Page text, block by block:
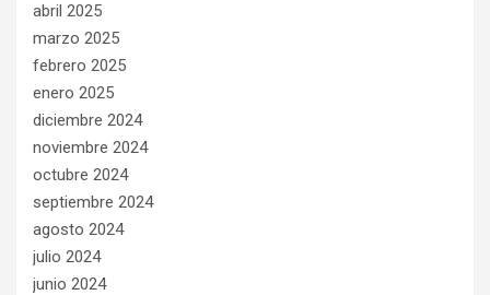
abril 2025
marzo 2025
febrero 2025
enero 2025
diciembre 2024
noviembre 2024
octubre 2024
septiembre 2024
agosto 2024
julio 2024
junio 2024